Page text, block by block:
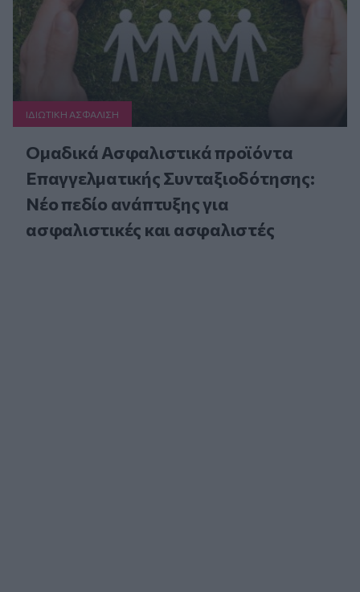
ΙΔΙΩΤΙΚΗ ΑΣΦAΛΙΣΗ
Ομαδικά Ασφαλιστικά προϊόντα
Επαγγελματικής Συνταξιοδότησης:
Νέο πεδίο ανάπτυξης για
ασφαλιστικές και ασφαλιστές